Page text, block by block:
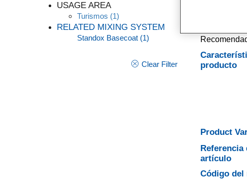
USAGE AREA
Turismos (1)
RELATED MIXING SYSTEM
Standox Basecoat (1)
Clear Filter
producto
Product
Referencia
artículo
Código del